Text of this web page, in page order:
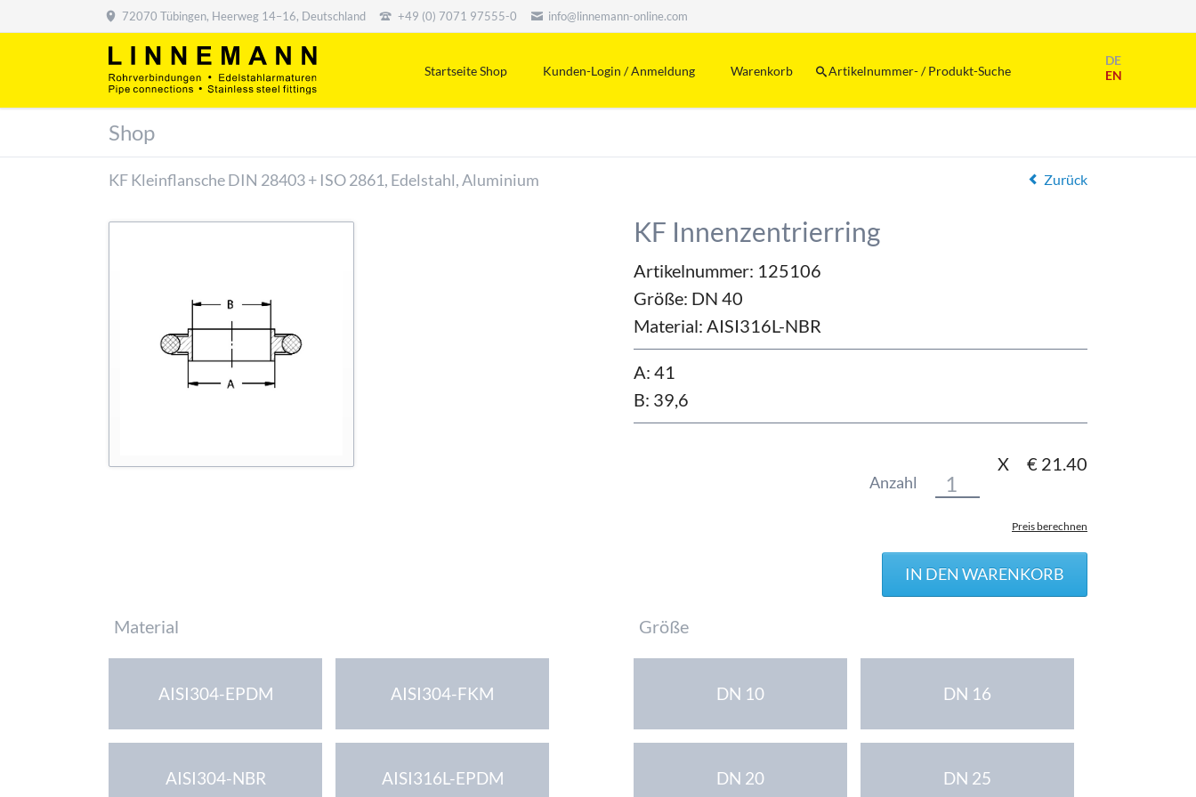
72070 Tübingen, Heerweg 14–16, Deutschland +49 (0) 7071 97555-0 info@linnemann-online.com
DE
EN
überspringen
Startseite Shop Kunden-Login / Anmeldung Warenkorb Artikelnummer- / Produkt-Suche
Shop
Zurück
KF Kleinflansche DIN 28403 + ISO 2861, Edelstahl, Aluminium
KF Innenzentrierring
Artikelnummer: 125106
Größe: DN 40
Material: AISI316L-NBR
A: 41
B: 39,6
Anzahl
X € 21.40
Preis berechnen
Pflichtfeld
Material
AISI304-EPDM AISI304-FKM
AISI304-NBR AISI316L-EPDM
Pflichtfeld
Größe
DN 10 DN 16
DN 20 DN 25